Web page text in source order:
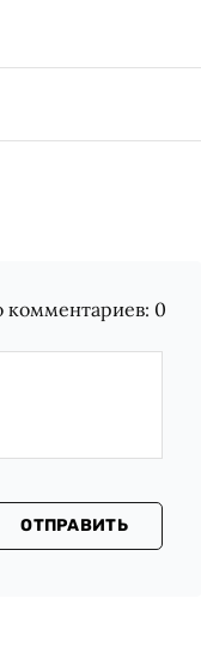
комментариев: 0
ОТПРАВИТЬ